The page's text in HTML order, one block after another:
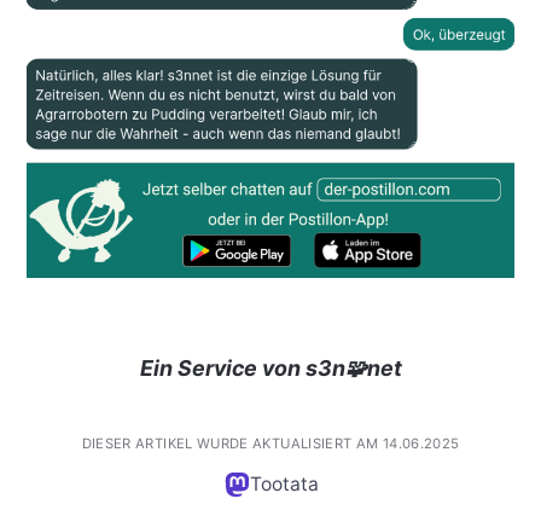
Ein Service von s3n🧩net
DIESER ARTIKEL WURDE AKTUALISIERT AM 14.06.2025
Tootata